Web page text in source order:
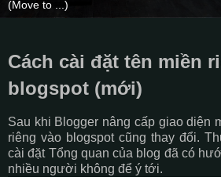
Cách cài đặt tên miền
blogspot (mới)
Sau khi Blogger nâng cấp giao diện
riêng vào blogspot cũng thay đổi.
cài đặt Tổng quan của blog đã có
nhiều người không để ý tới.